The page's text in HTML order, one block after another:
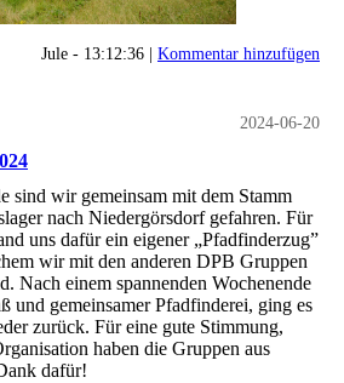
Jule - 13:12:36 | Kommentar hinzufügen
2024-06-20
sind wir gemeinsam mit dem Stamm
nach Niedergörsdorf gefahren. Für
uns dafür ein eigener „Pfadfinderzug”
wir mit den anderen DPB Gruppen
Nach einem spannenden Wochenende
und gemeinsamer Pfadfinderei, ging es
zurück. Für eine gute Stimmung,
haben die Gruppen aus
dafür!